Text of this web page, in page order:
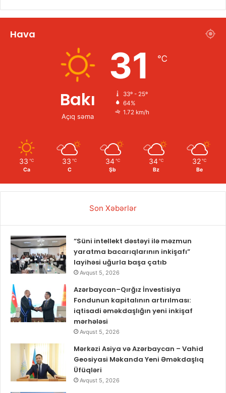
Hava
Bakı
Açıq səma
31 ℃
33º - 25º
64%
1.72 km/h
33 ℃
Ca
33 ℃
C
34 ℃
Şb
34 ℃
Bz
32 ℃
Be
Son Xəbərlər
“Süni intellekt dəstəyi ilə məzmun
yaratma bacarıqlarının inkişafı”
layihəsi uğurla başa çatıb
Avqust 5, 2026
Azərbaycan–Qırğız İnvestisiya
Fondunun kapitalının artırılması:
iqtisadi əməkdaşlığın yeni inkişaf
mərhələsi
Avqust 5, 2026
Mərkəzi Asiya və Azərbaycan – Vahid
Geosiyasi Məkanda Yeni Əməkdaşlıq
Üfüqləri
Avqust 5, 2026